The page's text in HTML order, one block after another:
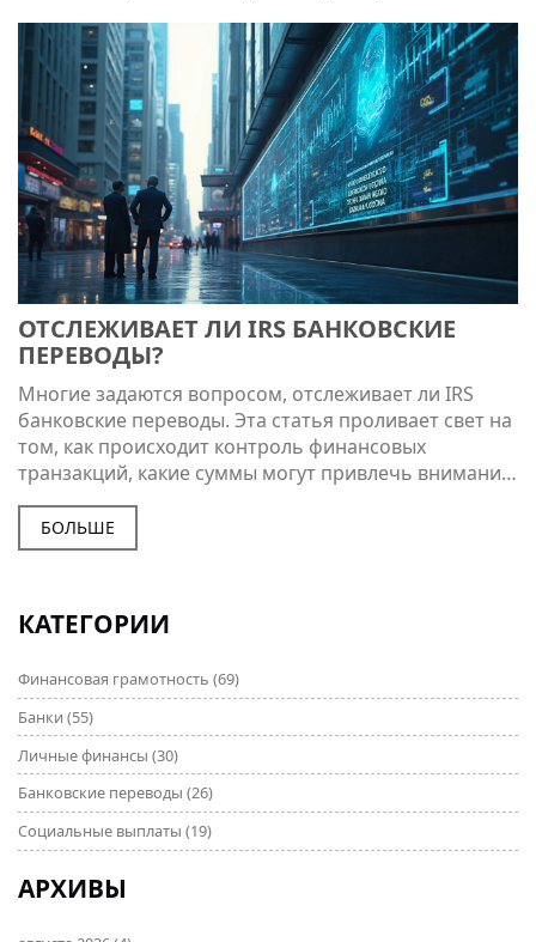
ОТСЛЕЖИВАЕТ ЛИ IRS БАНКОВСКИЕ
ПЕРЕВОДЫ?
Многие задаются вопросом, отслеживает ли IRS
банковские переводы. Эта статья проливает свет на
том, как происходит контроль финансовых
транзакций, какие суммы могут привлечь внимание
налоговых органов, и на что нужно обратить
внимание при переводе денег. В эпоху цифровых
финансовых операций важно понимать, как
интересные факты о финансовой безопасности.
БОЛЬШЕ
КАТЕГОРИИ
Финансовая грамотность (69)
Банки (55)
Личные финансы (30)
Банковские переводы (26)
Социальные выплаты (19)
АРХИВЫ